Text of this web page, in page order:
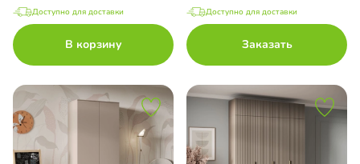
Доступно для доставки
В корзину
Доступно для доставки
Заказать